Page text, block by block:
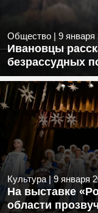
Общество | 9 января
Ивановцы
безрассудных
Культура | 9 января
На выставке
области